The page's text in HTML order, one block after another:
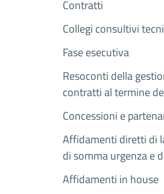
Contratti
Collegi consultivi
Fase esecutiva
Resoconti della
contratti al termine
Concessioni e
Affidamenti diretti di
di somma urgenza e
Affidamenti in house